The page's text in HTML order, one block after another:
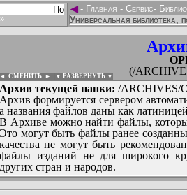
◄- Главная - Сервис-
Универсальная библиотека,
(/
◄ СМЕНИТЬ ► ▼ РАЗВЕРНУТЬ ▼
Архив текущей папки: /ARCHIVES/
Архив формируется сервером
а названия файлов даны как
В Архиве можно найти файлы,
Это могут быть файлы ранее
качества не могут быть
файлы изданий не для широкого
других стран и народов.